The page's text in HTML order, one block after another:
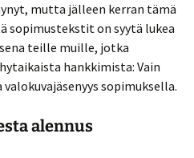
mutta jälleen kerran tämä
sopimustekstit on syytä lukea
teille muille, jotka
hankkimista: Vain
sopimuksella.
alennus